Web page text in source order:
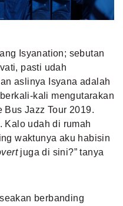
Isyanation; sebutan
pasti udah
aslinya Isyana adalah
kali mengutarakan
Bus Jazz Tour 2019.
Kalo udah di rumah
waktunya aku habisin
juga di sini?” tanya
berbanding